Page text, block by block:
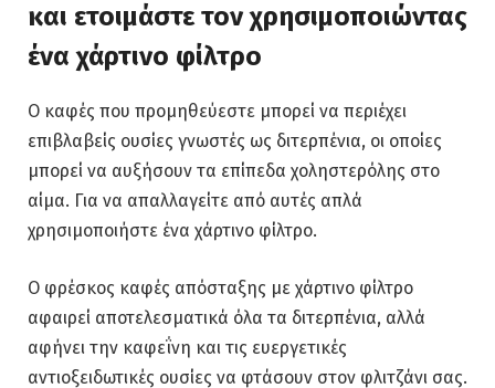
και ετοιμάστε τον χρησιμοποιώντας
ένα χάρτινο φίλτρο
Ο καφές που προμηθεύεστε μπορεί να περιέχει
επιβλαβείς ουσίες γνωστές ως διτερπένια, οι οποίες
μπορεί να αυξήσουν τα επίπεδα χοληστερόλης στο
αίμα. Για να απαλλαγείτε από αυτές απλά
χρησιμοποιήστε ένα χάρτινο φίλτρο.
Ο φρέσκος καφές απόσταξης με χάρτινο φίλτρο
αφαιρεί αποτελεσματικά όλα τα διτερπένια, αλλά
αφήνει την καφεΐνη και τις ευεργετικές
αντιοξειδωτικές ουσίες να φτάσουν στον φλιτζάνι σας.